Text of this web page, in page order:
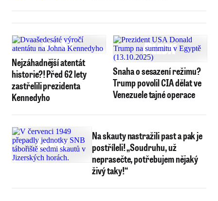
Nejzáhadnější atentát
historie?! Před 62 lety
zastřelili prezidenta
Kennedyho
Snaha o sesazení režimu?
Trump povolil CIA dělat ve
Venezuele tajné operace
Na skauty nastražili past a pak je
postříleli! „Soudruhu, už
neprasečte, potřebujem nějaký
živý taky!“